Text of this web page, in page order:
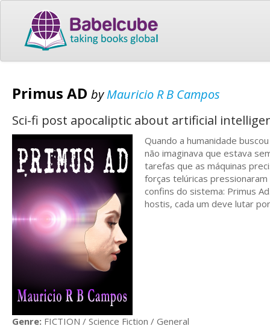
Primus AD byMauricio R B Campos
Sci-fi post apocaliptic about artificial
Quando a humanidade
não imaginava que estava
tarefas que as máquinas
forças telúricas
confins do sistema: Primus
hostis, cada um deve lutar
Genre: FICTION / Science Fiction / General